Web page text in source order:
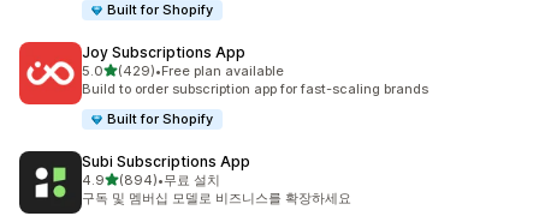
Built for Shopify
Joy Subscriptions App
5.0별 5개 중
(429)
총 리뷰 429개
•Free plan available
Build to order subscription app for fast-scaling brands
Built for Shopify
Subi Subscriptions App
4.9별 5개 중
(894)
총 리뷰 894개
•무료 설치
구독 및 멤버십 모델로 비즈니스를 확장하세요